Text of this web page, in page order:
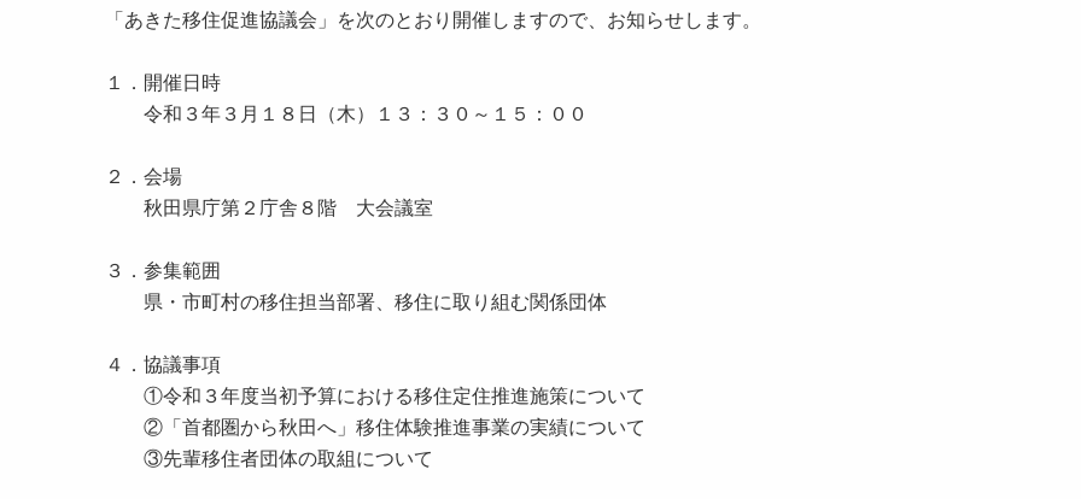
「あきた移住促進協議会」を次のとおり開催しますので、お知らせします。
１．開催日時
令和３年３月１８日（木）１３：３０～１５：００
２．会場
秋田県庁第２庁舎８階 大会議室
３．参集範囲
県・市町村の移住担当部署、移住に取り組む関係団体
４．協議事項
①令和３年度当初予算における移住定住推進施策について
②「首都圏から秋田へ」移住体験推進事業の実績について
③先輩移住者団体の取組について